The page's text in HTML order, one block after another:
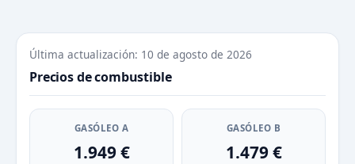
Última actualización: 10 de agosto de 2026
Precios de combustible
GASÓLEO A
1.949 €
GASÓLEO B
1.479 €